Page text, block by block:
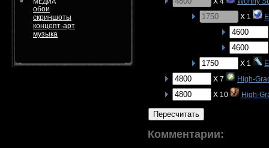
обои
скриншоты
концепт-арт
музыка
X 1
X 1
X 7
High-
X 10
High-
Пересчитать
Комментарии: